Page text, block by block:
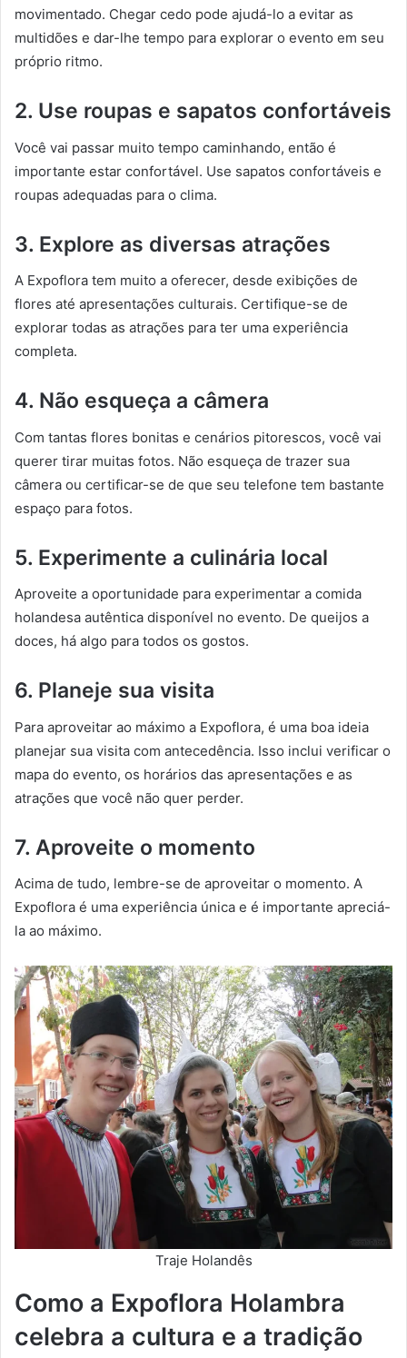
movimentado. Chegar cedo pode ajudá-lo a evitar as
multidões e dar-lhe tempo para explorar o evento em seu
próprio ritmo.
2. Use roupas e sapatos confortáveis
Você vai passar muito tempo caminhando, então é
importante estar confortável. Use sapatos confortáveis e
roupas adequadas para o clima.
3. Explore as diversas atrações
A Expoflora tem muito a oferecer, desde exibições de
flores até apresentações culturais. Certifique-se de
explorar todas as atrações para ter uma experiência
completa.
4. Não esqueça a câmera
Com tantas flores bonitas e cenários pitorescos, você vai
querer tirar muitas fotos. Não esqueça de trazer sua
câmera ou certificar-se de que seu telefone tem bastante
espaço para fotos.
5. Experimente a culinária local
Aproveite a oportunidade para experimentar a comida
holandesa autêntica disponível no evento. De queijos a
doces, há algo para todos os gostos.
6. Planeje sua visita
Para aproveitar ao máximo a Expoflora, é uma boa ideia
planejar sua visita com antecedência. Isso inclui verificar o
mapa do evento, os horários das apresentações e as
atrações que você não quer perder.
7. Aproveite o momento
Acima de tudo, lembre-se de aproveitar o momento. A
Expoflora é uma experiência única e é importante apreciá-
la ao máximo.
Traje Holandês
Como a Expoflora Holambra
celebra a cultura e a tradição